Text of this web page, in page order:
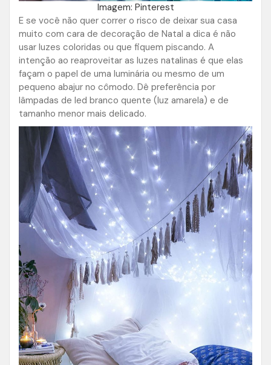
Imagem: Pinterest
E se você não quer correr o risco de deixar sua casa
muito com cara de decoração de Natal a dica é não
usar luzes coloridas ou que fiquem piscando. A
intenção ao reaproveitar as luzes natalinas é que elas
façam o papel de uma luminária ou mesmo de um
pequeno abajur no cômodo. Dê preferência por
lâmpadas de led branco quente (luz amarela) e de
tamanho menor mais delicado.